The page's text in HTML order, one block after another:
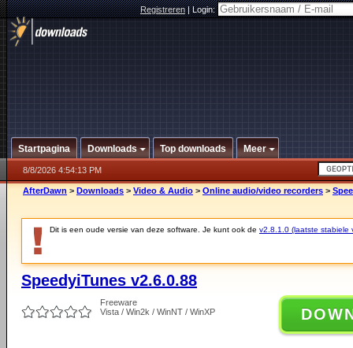
Registreren|Login:
Startpagina Downloads Top downloads Meer
8/8/2026 4:54:13 PM
AfterDawn > Downloads > Video & Audio > Online audio/video recorders >
Dit is een oude versie van deze software. Je kunt ook de v2.8.1.0 (laatste stabiele
SpeedyiTunes v2.6.0.88
Freeware
Vista / Win2k / WinNT / WinXP